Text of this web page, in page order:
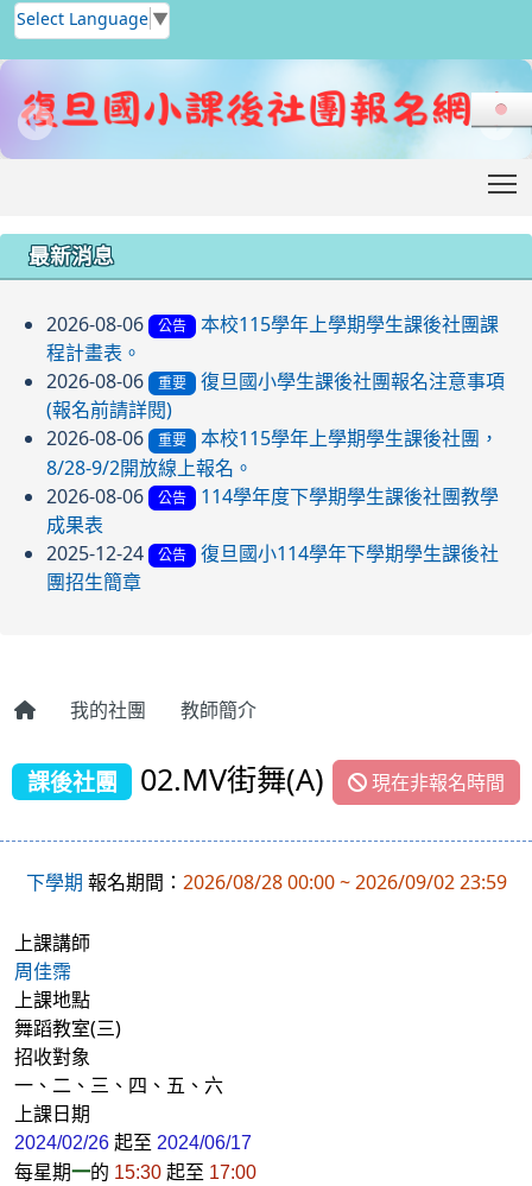
Select Language ▼
最新消息
2026-08-06 公告
本校115學年上學期學生課後社團課
程計畫表。
2026-08-06
重要
復旦國小學生課後社團報名注意事項
(報名前請詳閱)
2026-08-06
重要
本校115學年上學期學生課後社團，
8/28-9/2開放線上報名。
2026-08-06
公告
114學年度下學期學生課後社團教學
成果表
2025-12-24
公告
復旦國小114學年下學期學生課後社
團招生簡章
我的社團 教師簡介
課後社團 02.MV街舞(A) 現在非報名時間
下學期 報名期間： 2026/08/28 00:00 ~ 2026/09/02 23:59
上課講師
周佳霈
上課地點
舞蹈教室(三)
招收對象
一、二、三、四、五、六
上課日期
2024/02/26 起至 2024/06/17
每星期一的 15:30 起至 17:00